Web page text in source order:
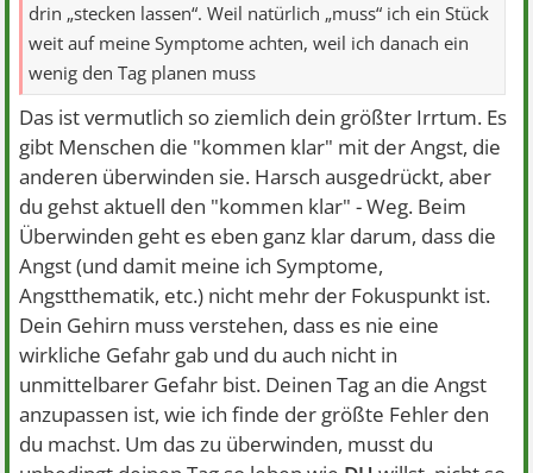
drin „stecken lassen“. Weil natürlich „muss“ ich ein Stück
weit auf meine Symptome achten, weil ich danach ein
wenig den Tag planen muss
Das ist vermutlich so ziemlich dein größter Irrtum. Es
gibt Menschen die "kommen klar" mit der Angst, die
anderen überwinden sie. Harsch ausgedrückt, aber
du gehst aktuell den "kommen klar" - Weg. Beim
Überwinden geht es eben ganz klar darum, dass die
Angst (und damit meine ich Symptome,
Angstthematik, etc.) nicht mehr der Fokuspunkt ist.
Dein Gehirn muss verstehen, dass es nie eine
wirkliche Gefahr gab und du auch nicht in
unmittelbarer Gefahr bist. Deinen Tag an die Angst
anzupassen ist, wie ich finde der größte Fehler den
du machst. Um das zu überwinden, musst du